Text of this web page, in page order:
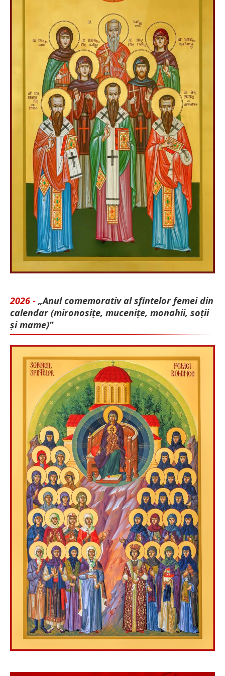
2026 - „Anul comemorativ al sfintelor femei din
calendar (mironosițe, mu­cenițe, monahii, soții
și mame)”